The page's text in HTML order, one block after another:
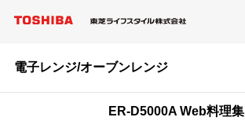
電子レンジ/オーブンレンジ
ER-D5000A Web料理集